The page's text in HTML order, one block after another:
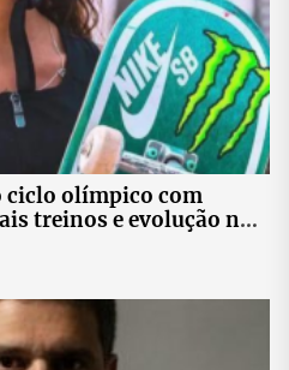
ciclo olímpico com
treinos e evolução no